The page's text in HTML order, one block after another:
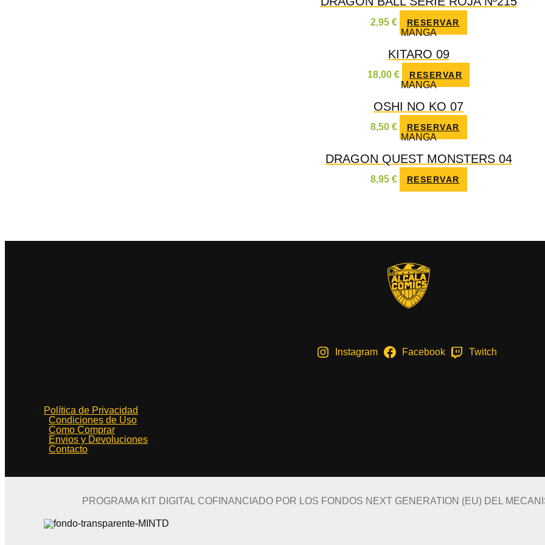
2,95 € RESERVAR
MANGA
KITARO 09
18,00 € RESERVAR
MANGA
OSHI NO KO 07
8,50 € RESERVAR
MANGA
DRAGON QUEST MONSTERS 04
8,95 € RESERVAR
Instagram Facebook Twitch
Política de Privacidad
Condiciones de Uso
Como Comprar
Envios y Devoluciones
Contacto
PROGRAMA KIT DIGITAL COFINANCIADO POR LOS FONDOS NEXT GENERATION (EU) DEL